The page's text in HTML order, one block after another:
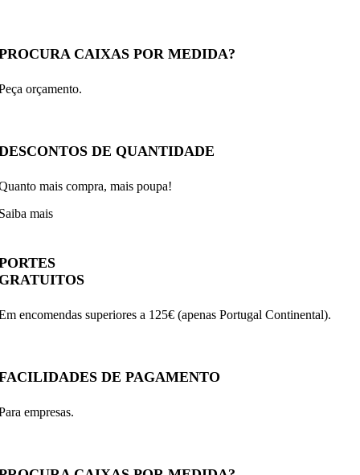
CAIXAS POR MEDIDA?
orçamento.
DE QUANTIDADE
mais compra, mais poupa!
mais
encomendas superiores a 125€ (apenas Portugal Continental).
DE PAGAMENTO
empresas.